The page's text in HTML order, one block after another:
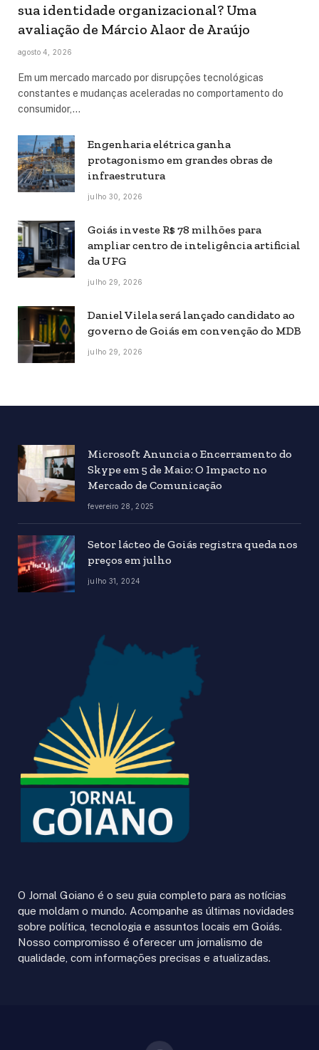
sua identidade organizacional? Uma
avaliação de Márcio Alaor de Araújo
agosto 4, 2026
Em um mercado marcado por disrupções tecnológicas
constantes e mudanças aceleradas no comportamento do
consumidor,…
Engenharia elétrica ganha
protagonismo em grandes obras de
infraestrutura
julho 30, 2026
Goiás investe R$ 78 milhões para
ampliar centro de inteligência artificial
da UFG
julho 29, 2026
Daniel Vilela será lançado candidato ao
governo de Goiás em convenção do MDB
julho 29, 2026
Microsoft Anuncia o Encerramento do
Skype em 5 de Maio: O Impacto no
Mercado de Comunicação
fevereiro 28, 2025
Setor lácteo de Goiás registra queda nos
preços em julho
julho 31, 2024
O Jornal Goiano é o seu guia completo para as notícias
que moldam o mundo. Acompanhe as últimas novidades
sobre política, tecnologia e assuntos locais em Goiás.
Nosso compromisso é oferecer um jornalismo de
qualidade, com informações precisas e atualizadas.